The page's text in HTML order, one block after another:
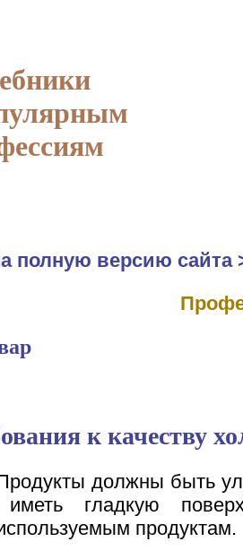
полную версию сайта
к качеству
должны быть
иметь гладкую
продуктам.